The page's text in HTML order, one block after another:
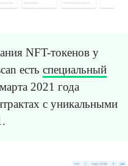
NFT-токенов у
есть специальный
2021 года
с уникальными